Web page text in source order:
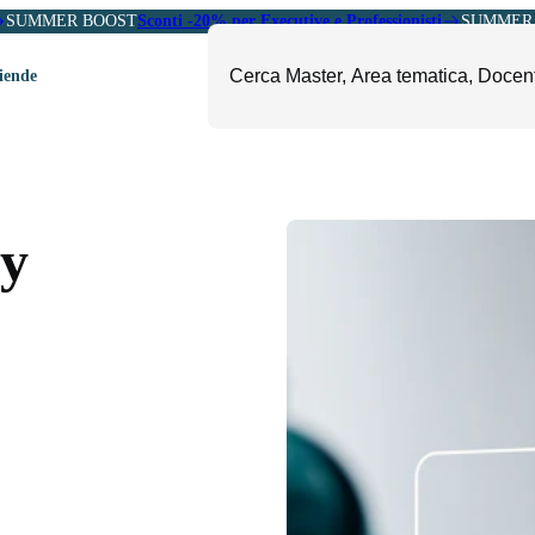
SUMMER BOOSTSconti -20% per Executive e Professionisti
e Soft Skills
Management
Ambiente